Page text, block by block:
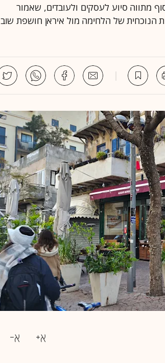
סוף-סוף מתווה סיוע לעסקים ולעובדים, שאמור
הנוכחית של הלחימה מול איראן חושפת שוב